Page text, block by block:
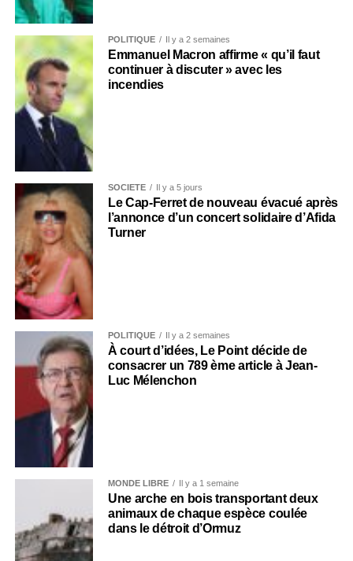
POLITIQUE Il y a 2 semaines
Emmanuel Macron affirme « qu’il faut
continuer à discuter » avec les
incendies
SOCIÉTÉ Il y a 5 jours
Le Cap-Ferret de nouveau évacué après
l’annonce d’un concert solidaire d’Afida
Turner
POLITIQUE Il y a 2 semaines
À court d’idées, Le Point décide de
consacrer un 789 ème article à Jean-
Luc Mélenchon
MONDE LIBRE Il y a 1 semaine
Une arche en bois transportant deux
animaux de chaque espèce coulée
dans le détroit d’Ormuz